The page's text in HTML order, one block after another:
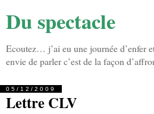
Du spectacle
Ecoutez… j’ai eu une journée d’enfer
envie de parler c’est de la façon
05/12/2009
Lettre CLV